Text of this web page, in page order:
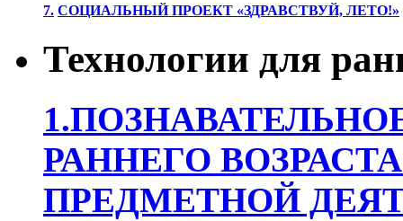
7. СОЦИАЛЬНЫЙ ПРОЕКТ «ЗДРАВСТВУЙ, ЛЕТО!»
Технологии для
РАННЕГО
ПРЕДМЕТНОЙ